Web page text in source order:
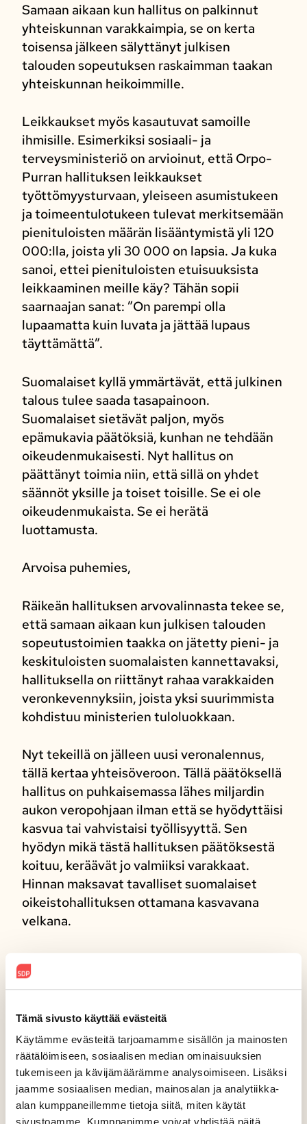
Tämä sivusto käyttää evästeitä
Käytämme evästeitä tarjoamamme sisällön ja mainosten
räätälöimiseen, sosiaalisen median ominaisuuksien
tukemiseen ja kävijämäärämme analysoimiseen. Lisäksi
jaamme sosiaalisen median, mainosalan ja analytiikka-
alan kumppaneillemme tietoja siitä, miten käytät
Samaan aikaan kun hallitus on palkinnut
yhteiskunnan varakkaimpia, se on kerta
toisensa jälkeen sälyttänyt julkisen
talouden sopeutuksen raskaimman taakan
yhteiskunnan heikoimmille.
Leikkaukset myös kasautuvat samoille
ihmisille. Esimerkiksi sosiaali- ja
terveysministeriö on arvioinut, että Orpo-
Purran hallituksen leikkaukset
työttömyysturvaan, yleiseen asumistukeen
ja toimeentulotukeen tulevat merkitsemään
pienituloisten määrän lisääntymistä yli 120
000:lla, joista yli 30 000 on lapsia. Ja kuka
sanoi, ettei pienituloisten etuisuuksista
leikkaaminen meille käy? Tähän sopii
saarnaajan sanat: ”On parempi olla
lupaamatta kuin luvata ja jättää lupaus
täyttämättä”.
Suomalaiset kyllä ymmärtävät, että julkinen
talous tulee saada tasapainoon.
Suomalaiset sietävät paljon, myös
epämukavia päätöksiä, kunhan ne tehdään
oikeudenmukaisesti. Nyt hallitus on
päättänyt toimia niin, että sillä on yhdet
säännöt yksille ja toiset toisille. Se ei ole
oikeudenmukaista. Se ei herätä
luottamusta.
Arvoisa puhemies,
Räikeän hallituksen arvovalinnasta tekee se,
että samaan aikaan kun julkisen talouden
sopeutustoimien taakka on jätetty pieni- ja
keskituloisten suomalaisten kannettavaksi,
hallituksella on riittänyt rahaa varakkaiden
veronkevennyksiin, joista yksi suurimmista
kohdistuu ministerien tuloluokkaan.
Nyt tekeillä on jälleen uusi veronalennus,
tällä kertaa yhteisöveroon. Tällä päätöksellä
hallitus on puhkaisemassa lähes miljardin
aukon veropohjaan ilman että se hyödyttäisi
kasvua tai vahvistaisi työllisyyttä. Sen
hyödyn mikä tästä hallituksen päätöksestä
koituu, keräävät jo valmiiksi varakkaat.
Hinnan maksavat tavalliset suomalaiset
oikeistohallituksen ottamana kasvavana
velkana.
sanotaan: ”Joka köyhää sortaa ja rikasta
Arvoisa puhemies,
Hallituksella on työssään aina tulosvastuu.
Hallituksen epäonnistuminen sen
keskeisimmissä tavoitteissa – sen